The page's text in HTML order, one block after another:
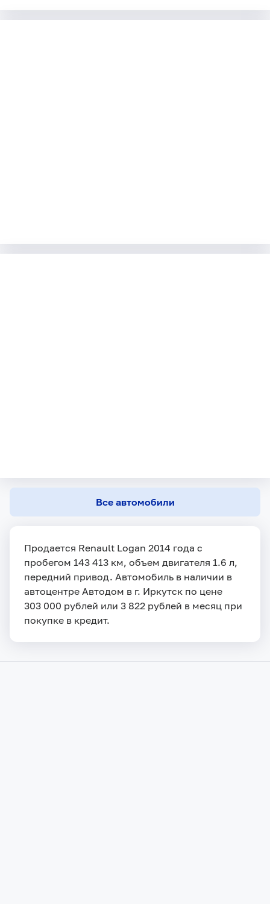
Все автомобили
Продается Renault Logan 2014 года с
пробегом 143 413 км, объем двигателя 1.6 л,
передний привод. Автомобиль в наличии в
автоцентре Автодом в г. Иркутск по цене
303 000 рублей или 3 822 рублей в месяц при
покупке в кредит.